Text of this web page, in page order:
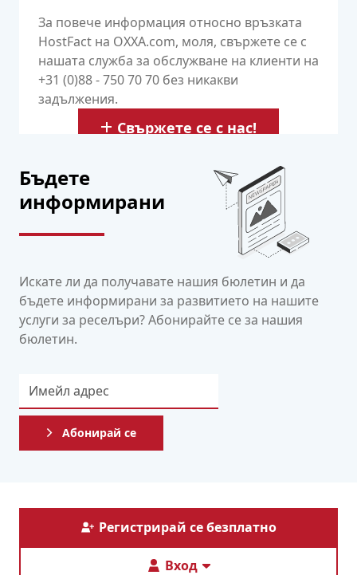
За повече информация относно връзката
HostFact на OXXA.com, моля, свържете се с
нашата служба за обслужване на клиенти на
+31 (0)88 - 750 70 70 без никакви
задължения.
Свържете се с нас!
Бъдете
информирани
Искате ли да получавате нашия бюлетин и да
бъдете информирани за развитието на нашите
услуги за реселъри? Абонирайте се за нашия
бюлетин.
Абонирай се
Регистрирай се безплатно
Вход